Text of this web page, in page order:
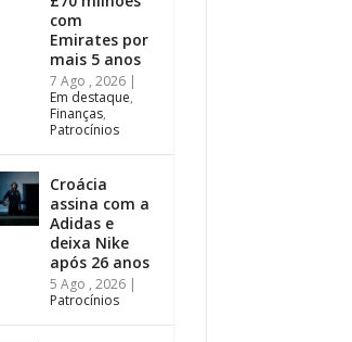
com
Emirates por
mais 5 anos
7 Ago , 2026 |
Em destaque,
Finanças,
Patrocínios
Croácia
assina com a
Adidas e
deixa Nike
após 26 anos
5 Ago , 2026 |
Patrocínios